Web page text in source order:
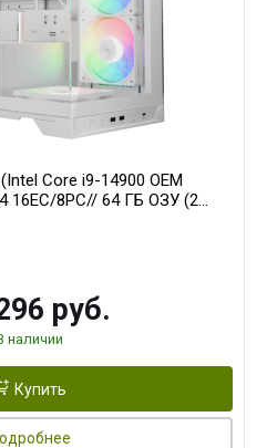
Core i9-14900 OEM
16EC/8PC// 64 ГБ ОЗУ (2
XTREME WATERFORCE
руб.
наличии
Купить